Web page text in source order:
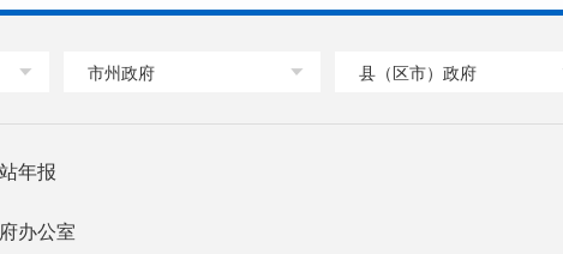
政府信息公开申请
政府信息公开申请
予以公开
只计这一情形，不
市州政府 县（区市）政府
年报
办公室